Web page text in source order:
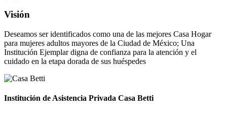
Visión
Deseamos ser identificados como una de las mejores Casa Hogar
para mujeres adultos mayores de la Ciudad de México; Una
Institución Ejemplar digna de confianza para la atención y el
cuidado en la etapa dorada de sus huéspedes
Institución de Asistencia Privada Casa Betti